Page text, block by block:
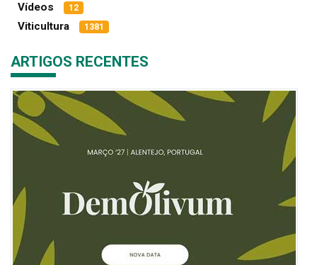
Vídeos 12
Viticultura 1381
ARTIGOS RECENTES